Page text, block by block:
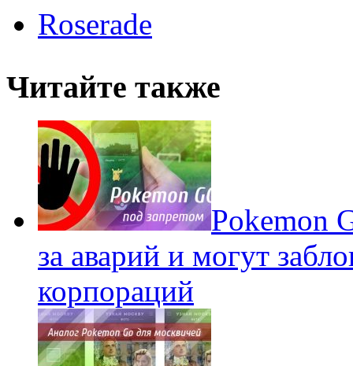
Roserade
Читайте также
Pokеmon
за аварий и могут
корпораций